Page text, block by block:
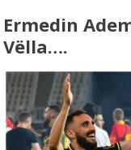
Ermedin
Vëlla….